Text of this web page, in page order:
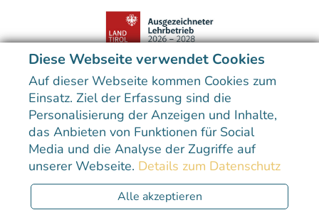
Der Preis unterstreicht die hohe Qualität der kulinarischen
Sitemap Datenschutzerklärung Impressum Erklärung zur Barrierefreiheit
Diese Webseite verwendet Cookies
Auf dieser Webseite kommen Cookies zum
Einsatz. Ziel der Erfassung sind die
Personalisierung der Anzeigen und Inhalte,
das Anbieten von Funktionen für Social
Media und die Analyse der Zugriffe auf
unserer Webseite. Details zum Datenschutz
Alle akzeptieren